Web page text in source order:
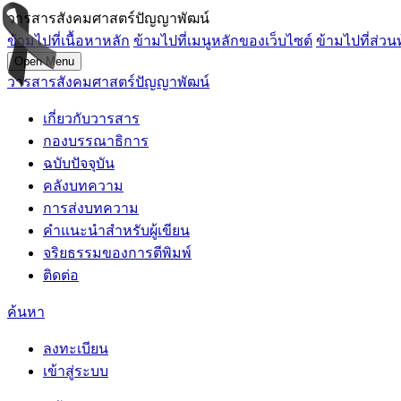
วารสารสังคมศาสตร์ปัญญาพัฒน์
ข้ามไปที่เนื้อหาหลัก ข้ามไปที่เมนูหลักของเว็บไซต์ ข้ามไปที่ส่วน
Open Menu
วารสารสังคมศาสตร์ปัญญาพัฒน์
เกี่ยวกับวารสาร
กองบรรณาธิการ
ฉบับปัจจุบัน
คลังบทความ
การส่งบทความ
คำแนะนำสำหรับผู้เขียน
จริยธรรมของการตีพิมพ์
ติดต่อ
ค้นหา
ลงทะเบียน
เข้าสู่ระบบ